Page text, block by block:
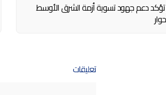
دعم جهود تسوية أزمة الشرق الأوسط
تعليقات